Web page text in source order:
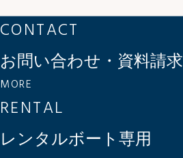
CONTACT
お問い合わせ・資料請求
MORE
RENTAL
レンタルボート専用